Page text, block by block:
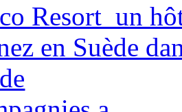
Resort un
en Suède